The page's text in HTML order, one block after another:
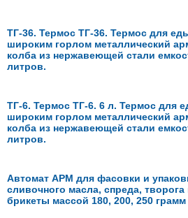
ТГ-36. Термос ТГ-36. Термос для
широким горлом металлический
колба из нержавеющей стали
литров.
ТГ-6. Термос ТГ-6. 6 л. Термос для
широким горлом металлический
колба из нержавеющей стали
литров.
Автомат АРМ для фасовки и
сливочного масла, спреда, творога
брикеты массой 180, 200, 250 грамм